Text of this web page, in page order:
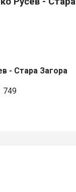
- Стара Загора
749